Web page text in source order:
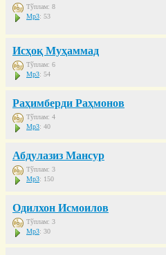
Тўплам: 8
Mp3: 53
Исҳоқ Муҳаммад
Тўплам: 6
Mp3: 54
Раҳимберди Раҳмонов
Тўплам: 4
Mp3: 40
Абдулазиз Мансур
Тўплам: 3
Mp3: 150
Одилхон Исмоилов
Тўплам: 3
Mp3: 30